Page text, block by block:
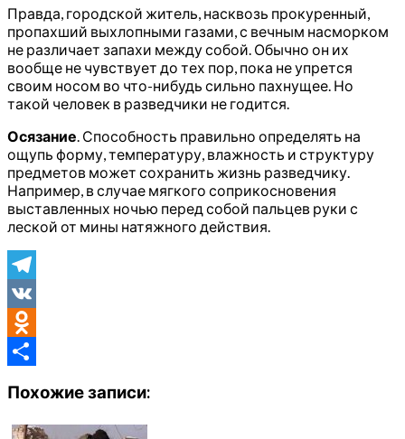
Правда, городской житель, насквозь прокуренный,
пропахший выхлопными газами, с вечным насморком
не различает запахи между собой. Обычно он их
вообще не чувствует до тех пор, пока не упрется
своим носом во что-нибудь сильно пахнущее. Но
такой человек в разведчики не годится.
Осязание . Способность правильно определять на
ощупь форму, температуру, влажность и структуру
предметов может сохранить жизнь разведчику.
Например, в случае мягкого соприкосновения
выставленных ночью перед собой пальцев руки с
леской от мины натяжного действия.
Telegram
VK
Odnoklassniki
Похожие записи: